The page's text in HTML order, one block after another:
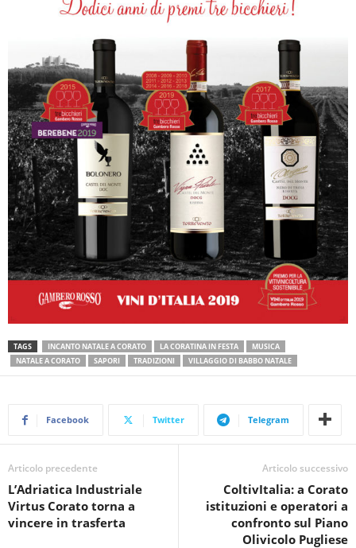
TAGS INCANTO NATALE A CORATO LA CORATINA IN FESTA
MUSICA
NATALE A CORATO
SAPORI TRADIZIONI VILLAGGIO DI BABBO NATALE
Facebook Twitter Telegram
Articolo precedente
L’Adriatica Industriale
Virtus Corato torna a
vincere in trasferta
Articolo successivo
ColtivItalia: a Corato
istituzioni e operatori a
confronto sul Piano
Olivicolo Pugliese